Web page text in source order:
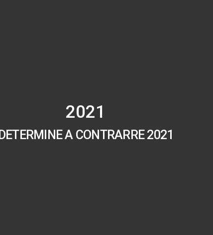
2021
DETERMINE A CONTRARRE 2021